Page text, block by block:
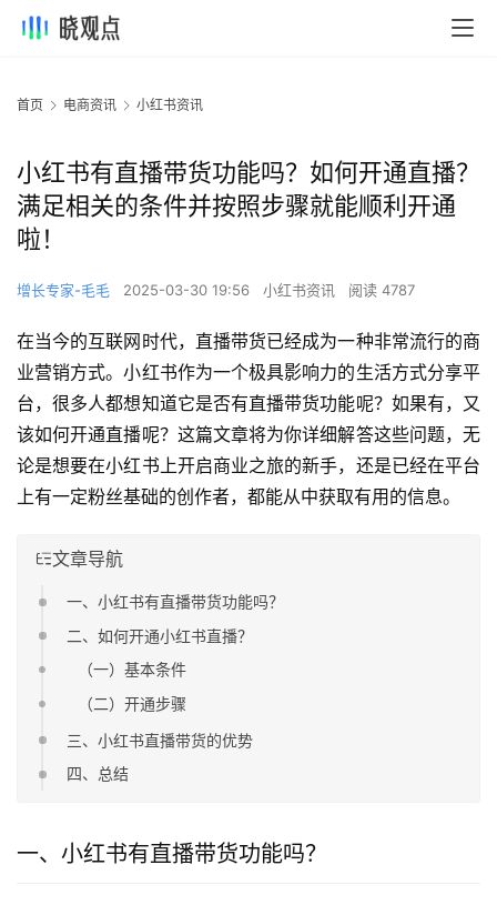
首页 电商资讯 小红书资讯
小红书有直播带货功能吗？如何开通直播？
满足相关的条件并按照步骤就能顺利开通
啦！
增长专家-毛毛 2025-03-30 19:56 小红书资讯 阅读 4787
在当今的互联网时代，直播带货已经成为一种非常流行的商
业营销方式。小红书作为一个极具影响力的生活方式分享平
台，很多人都想知道它是否有直播带货功能呢？如果有，又
该如何开通直播呢？这篇文章将为你详细解答这些问题，无
论是想要在小红书上开启商业之旅的新手，还是已经在平台
上有一定粉丝基础的创作者，都能从中获取有用的信息。
文章导航
一、小红书有直播带货功能吗？
二、如何开通小红书直播？
（一）基本条件
（二）开通步骤
三、小红书直播带货的优势
四、总结
一、小红书有直播带货功能吗？